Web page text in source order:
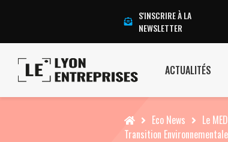
S'INSCRIRE À LA
NEWSLETTER
ACTUALITÉS
Accueil Eco News
Le
Transition Environnementale